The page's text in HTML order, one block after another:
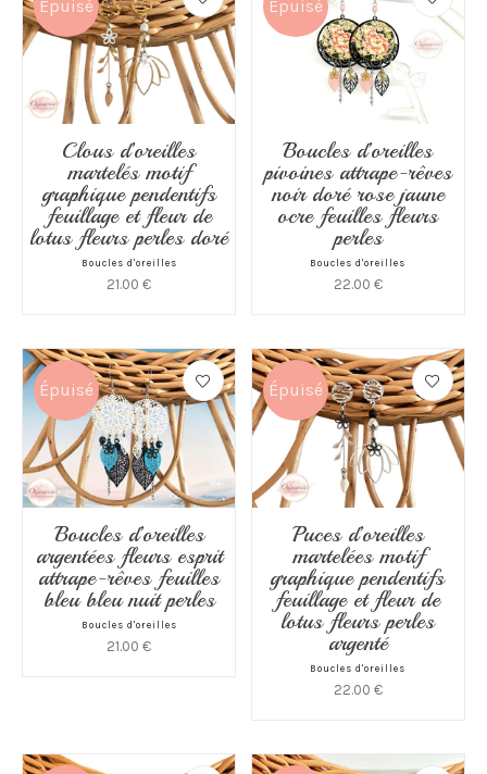
Épuisé
Clous d’oreilles
martelés motif
graphique pendentifs
feuillage et fleur de
lotus fleurs perles doré
Boucles d'oreilles
21.00 €
Épuisé
Boucles d’oreilles
pivoines attrape-rêves
noir doré rose jaune
ocre feuilles fleurs
perles
Boucles d'oreilles
22.00 €
Épuisé
Boucles d’oreilles
argentées fleurs esprit
attrape-rêves feuilles
bleu bleu nuit perles
Boucles d'oreilles
21.00 €
Épuisé
Puces d’oreilles
martelées motif
graphique pendentifs
feuillage et fleur de
lotus fleurs perles
argenté
Boucles d'oreilles
22.00 €